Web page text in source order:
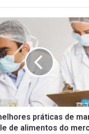
práticas de
de alimentos do